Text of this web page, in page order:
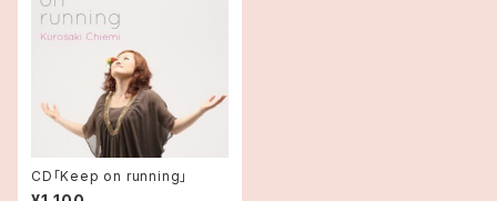
CD「Keep on running」